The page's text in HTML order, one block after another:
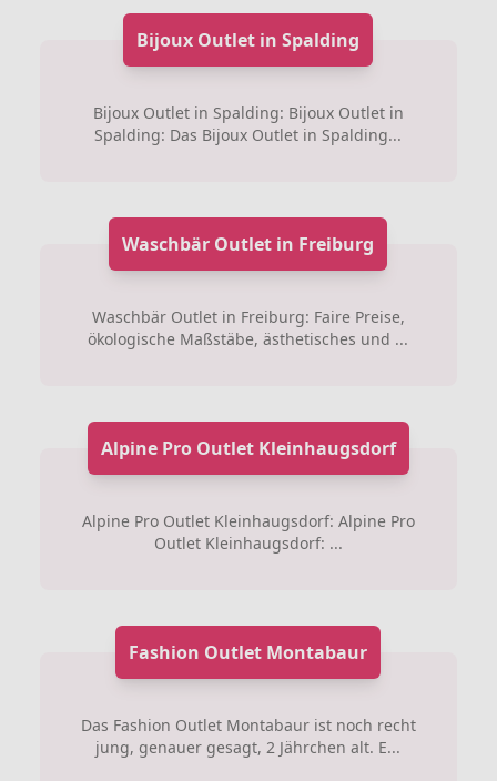
Bijoux Outlet in Spalding
Bijoux Outlet in Spalding: Bijoux Outlet in
Spalding: Das Bijoux Outlet in Spalding...
Waschbär Outlet in Freiburg
Waschbär Outlet in Freiburg: Faire Preise,
ökologische Maßstäbe, ästhetisches und ...
Alpine Pro Outlet Kleinhaugsdorf
Alpine Pro Outlet Kleinhaugsdorf: Alpine Pro
Outlet Kleinhaugsdorf: ...
Fashion Outlet Montabaur
Das Fashion Outlet Montabaur ist noch recht
jung, genauer gesagt, 2 Jährchen alt. E...